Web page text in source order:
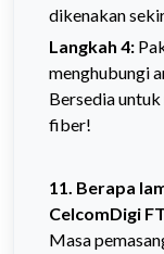
dikenakan
Langkah 4:
menghubungi
Bersedia
fiber!
11. Berapa
CelcomDigi
Masa